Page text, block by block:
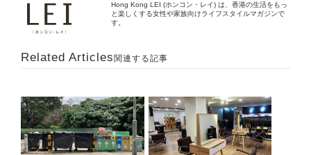
Hong Kong LEI (ホンコン・レイ) は、香港の生活をもっ
と楽しくする女性や家族向けライフスタイルマガジンで
す。
Related Articles 関連する記事